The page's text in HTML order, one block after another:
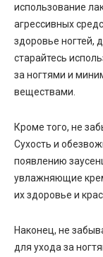
использование
агрессивных
здоровье ногтей,
старайтесь
за ногтями и
веществами.
Кроме того, не
Сухость и
появлению
увлажняющие
их здоровье и
Наконец, не
для ухода за